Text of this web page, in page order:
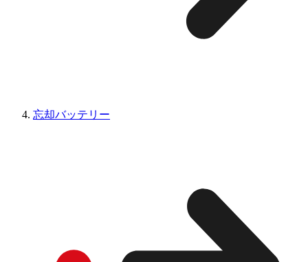
忘却バッテリー